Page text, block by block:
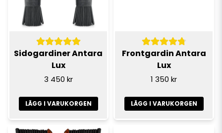
Sidogardiner Antara
Lux
3 450 kr
LÄGG I VARUKORGEN
Frontgardin Antara
Lux
1 350 kr
LÄGG I VARUKORGEN